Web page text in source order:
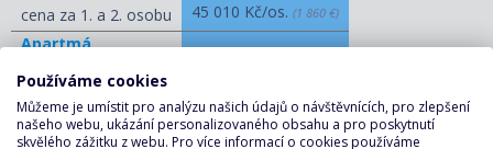
cena za 1. a 2. osobu
45 010 Kč/os. (1 860 €)
Apartmá
cena za 1. a 2. osobu
ZOBRAZIT OSTATNÍ CENY
Používáme cookies
Můžeme je umístit pro analýzu našich údajů o návštěvnících, pro zlepšení
našeho webu, ukázání personalizovaného obsahu a pro poskytnutí
skvělého zážitku z webu. Pro více informací o cookies používáme